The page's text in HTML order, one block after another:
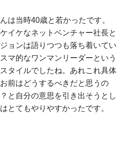
は当時40歳と若かったです。
イケなネットベンチャー社長と
ョンは語りつつも落ち着いてい
マ的なワンマンリーダーという
タイルでしたね。あれこれ具体
前はどうするべきだと思うの
と自分の意思を引き出そうとし
とてもやりやすかったです。